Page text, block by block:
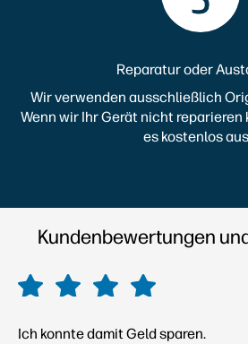
Reparatur oder
Wir verwenden ausschließlich
Wenn wir Ihr Gerät nicht
es kostenlos
Kundenbewertungen
Ich konnte damit Geld sparen.